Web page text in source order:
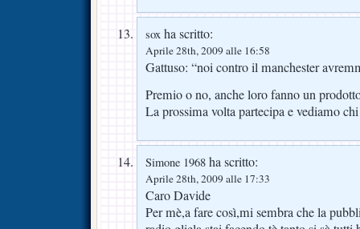
sox ha scritto:
Aprile 28th, 2009 alle 16:58
Gattuso: “noi contro il manchester
Premio o no, anche loro fanno un
La prossima volta partecipa e vediamo
Simone 1968 ha scritto:
Aprile 28th, 2009 alle 17:33
Caro Davide
Per mè,a fare così,mi sembra che la